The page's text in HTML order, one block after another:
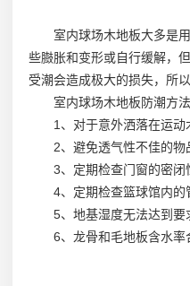
室内球场木地板大多是
些臌胀和变形或自行缓解，
受潮会造成极大的损失，所
室内球场木地板防潮方
1、对于意外洒落在运
2、避免透气性不佳的
3、定期检查门窗的密
4、定期检查篮球馆内
5、地基湿度无法达到
6、龙骨和毛地板含水